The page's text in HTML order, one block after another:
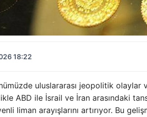
18:22
uluslararası jeopolitik
ABD ile İsrail ve İran arasındaki
liman arayışlarını artırıyor. Bu